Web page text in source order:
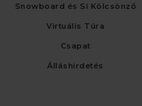
Snowboard és Sí Kölcsönző
Virtuális Túra
Csapat
Álláshirdetés